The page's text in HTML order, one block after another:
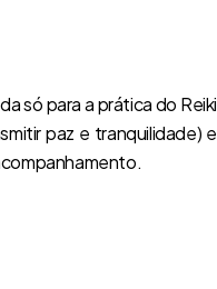
só para a prática do Reiki
paz e tranquilidade) e